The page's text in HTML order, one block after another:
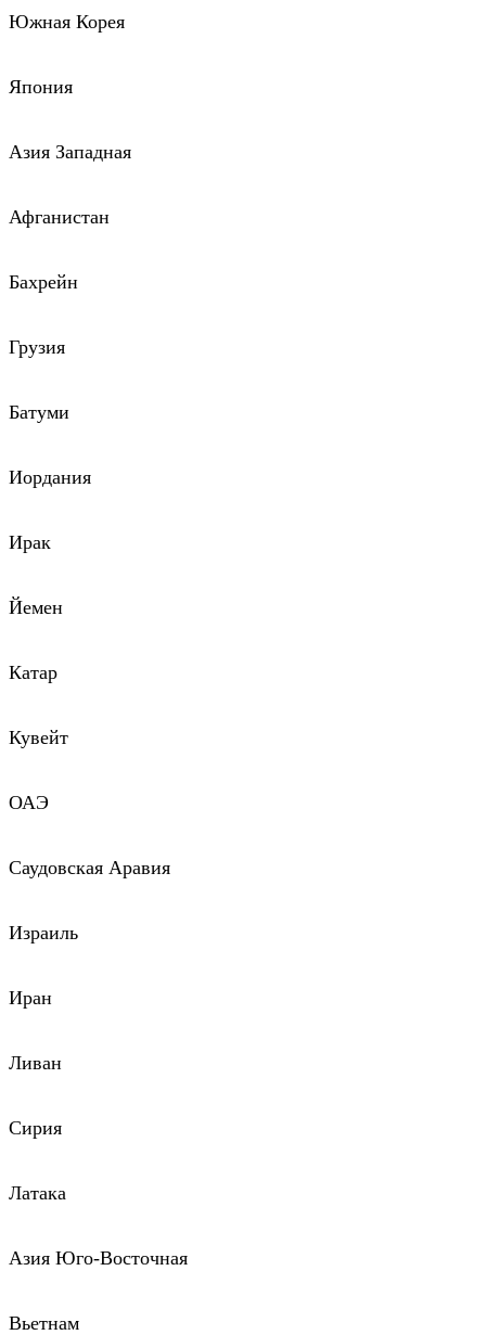
Южная Корея
Япония
Азия Западная
Афганистан
Бахрейн
Грузия
Батуми
Иордания
Ирак
Йемен
Катар
Кувейт
ОАЭ
Саудовская Аравия
Израиль
Иран
Ливан
Сирия
Латака
Азия Юго-Восточная
Вьетнам